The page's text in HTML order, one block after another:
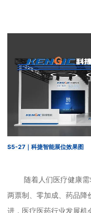
S5-27｜科捷智能展位效果图
随着人们医疗健康
两票制、零加成、药品降
进，医疗医药行业发展机